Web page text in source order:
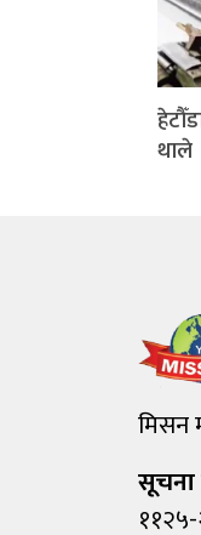
थाले
मिसन
सूचना